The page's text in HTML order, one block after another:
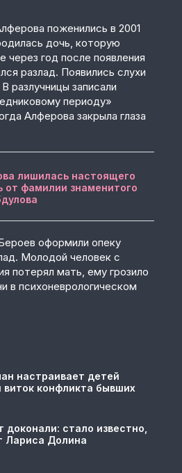
поженились в 2001
дочь, которую
через год после появления
разлад. Появились слухи
разлучницы записали
периоду»
Алферова закрыла глаза
лишилась настоящего
от фамилии знаменитого
оформили опеку
Молодой человек с
потерял мать, ему грозило
в психоневрологическом
настраивает детей
виток конфликта бывших
доконали: стало известно,
Лариса Долина